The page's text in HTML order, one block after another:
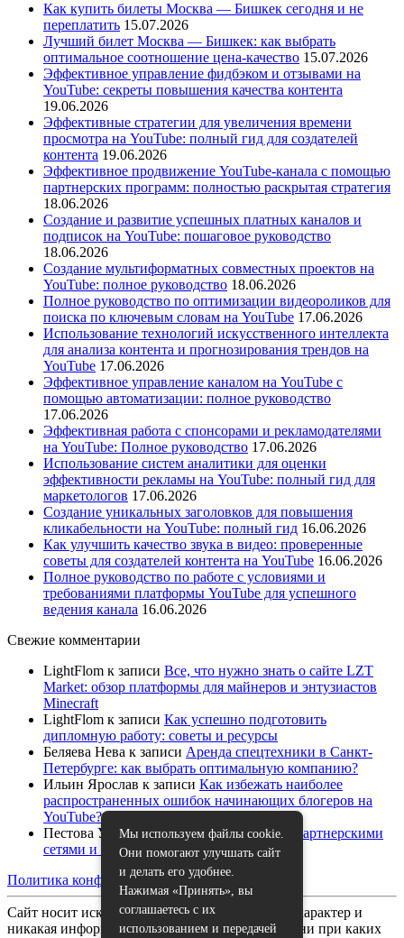
Как купить билеты Москва — Бишкек сегодня и не
переплатить 15.07.2026
Лучший билет Москва — Бишкек: как выбрать
оптимальное соотношение цена-качество 15.07.2026
Эффективное управление фидбэком и отзывами на
YouTube: секреты повышения качества контента
19.06.2026
Эффективные стратегии для увеличения времени
просмотра на YouTube: полный гид для создателей
контента 19.06.2026
Эффективное продвижение YouTube-канала с помощью
партнерских программ: полностью раскрытая стратегия
18.06.2026
Создание и развитие успешных платных каналов и
подписок на YouTube: пошаговое руководство
18.06.2026
Создание мультиформатных совместных проектов на
YouTube: полное руководство 18.06.2026
Полное руководство по оптимизации видеороликов для
поиска по ключевым словам на YouTube 17.06.2026
Использование технологий искусственного интеллекта
для анализа контента и прогнозирования трендов на
YouTube 17.06.2026
Эффективное управление каналом на YouTube с
помощью автоматизации: полное руководство
17.06.2026
Эффективная работа с спонсорами и рекламодателями
на YouTube: Полное руководство 17.06.2026
Использование систем аналитики для оценки
эффективности рекламы на YouTube: полный гид для
маркетологов 17.06.2026
Создание уникальных заголовков для повышения
кликабельности на YouTube: полный гид 16.06.2026
Как улучшить качество звука в видео: проверенные
советы для создателей контента на YouTube 16.06.2026
Полное руководство по работе с условиями и
требованиями платформы YouTube для успешного
ведения канала 16.06.2026
Свежие комментарии
LightFlom к записи Все, что нужно знать о сайте LZT
Market: обзор платформы для майнеров и энтузиастов
Minecraft
LightFlom к записи Как успешно подготовить
дипломную работу: советы и ресурсы
Беляева Нева к записи Аренда спецтехники в Санкт-
Петербурге: как выбрать оптимальную компанию?
Ильин Ярослав к записи Как избежать наиболее
распространенных ошибок начинающих блогеров на
YouTube?
Пестова Устина к записиКак работать с партнерскими
сетями и спонсорами на YouTube
Политика конфиденциальности|Карта сайта
Сайт носит исключительно информационный характер и
никакая информация, опубликованная на нём, ни при каких
Мы используем файлы cookie.
Они помогают улучшать сайт
и делать его удобнее.
Нажимая «Принять», вы
соглашаетесь с их
использованием и передачей